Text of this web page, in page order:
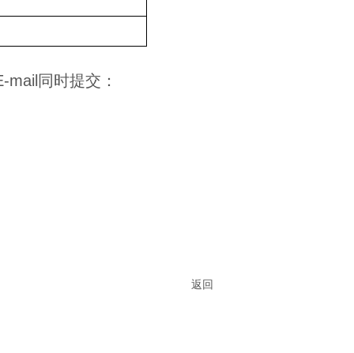
mail 同时提交：
返回